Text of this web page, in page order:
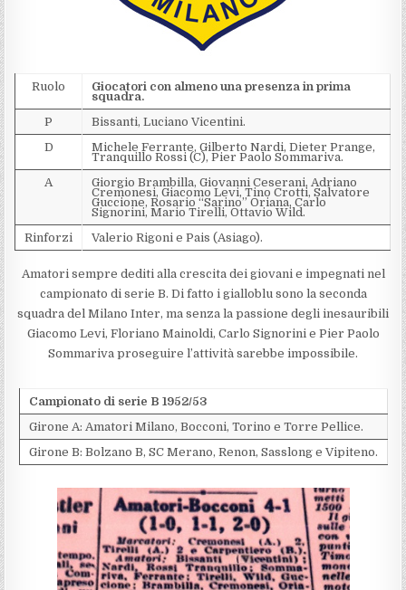
Ruolo Giocatori con almeno una presenza in prima
squadra.
P
Bissanti, Luciano Vicentini.
D
Michele Ferrante, Gilberto Nardi, Dieter Prange,
Tranquillo Rossi (C), Pier Paolo Sommariva.
A
Giorgio Brambilla, Giovanni Ceserani, Adriano
Cremonesi, Giacomo Levi, Tino Crotti, Salvatore
Guccione, Rosario “Sarino” Oriana, Carlo
Signorini, Mario Tirelli, Ottavio Wild.
Rinforzi
Valerio Rigoni e Pais (Asiago).
Amatori sempre dediti alla crescita dei giovani e impegnati nel
campionato di serie B. Di fatto i gialloblu sono la seconda
squadra del Milano Inter, ma senza la passione degli inesauribili
Giacomo Levi, Floriano Mainoldi, Carlo Signorini e Pier Paolo
Sommariva proseguire l’attività sarebbe impossibile.
Campionato di serie B 1952/53
Girone A: Amatori Milano, Bocconi, Torino e Torre Pellice.
Girone B: Bolzano B, SC Merano, Renon, Sasslong e Vipiteno.